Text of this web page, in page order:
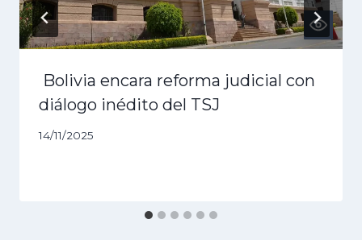
Bolivia encara reforma judicial con
diálogo inédito del TSJ
14/11/2025